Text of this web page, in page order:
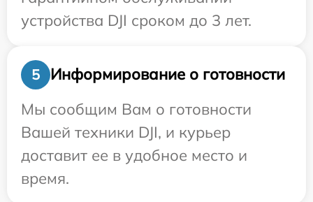
устройства DJI сроком до 3 лет.
5
Информирование о готовности
Мы сообщим Вам о готовности
Вашей техники DJI, и курьер
доставит ее в удобное место и
время.